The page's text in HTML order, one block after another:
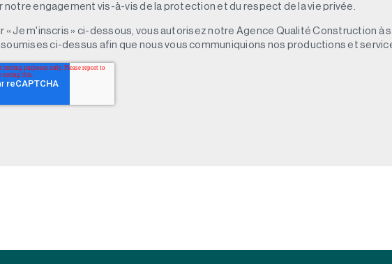
notre engagement vis-à-vis de la protection et du respect de la vie privée.
« Je m'inscris » ci-dessous, vous autorisez notre Agence Qualité Construction
ci-dessus afin que nous vous communiquions nos productions et